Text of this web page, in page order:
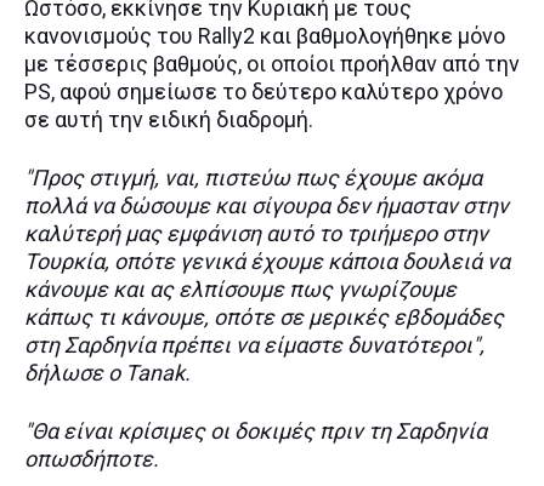
Ωστόσο, εκκίνησε την Κυριακή με τους
κανονισμούς του Rally2 και βαθμολογήθηκε μόνο
με τέσσερις βαθμούς, οι οποίοι προήλθαν από την
PS, αφού σημείωσε το δεύτερο καλύτερο χρόνο
σε αυτή την ειδική διαδρομή.
"Προς στιγμή, ναι, πιστεύω πως έχουμε ακόμα
πολλά να δώσουμε και σίγουρα δεν ήμασταν στην
καλύτερή μας εμφάνιση αυτό το τριήμερο στην
Τουρκία, οπότε γενικά έχουμε κάποια δουλειά να
κάνουμε και ας ελπίσουμε πως γνωρίζουμε
κάπως τι κάνουμε, οπότε σε μερικές εβδομάδες
στη Σαρδηνία πρέπει να είμαστε δυνατότεροι",
δήλωσε ο Tanak.
"Θα είναι κρίσιμες οι δοκιμές πριν τη Σαρδηνία
οπωσδήποτε.